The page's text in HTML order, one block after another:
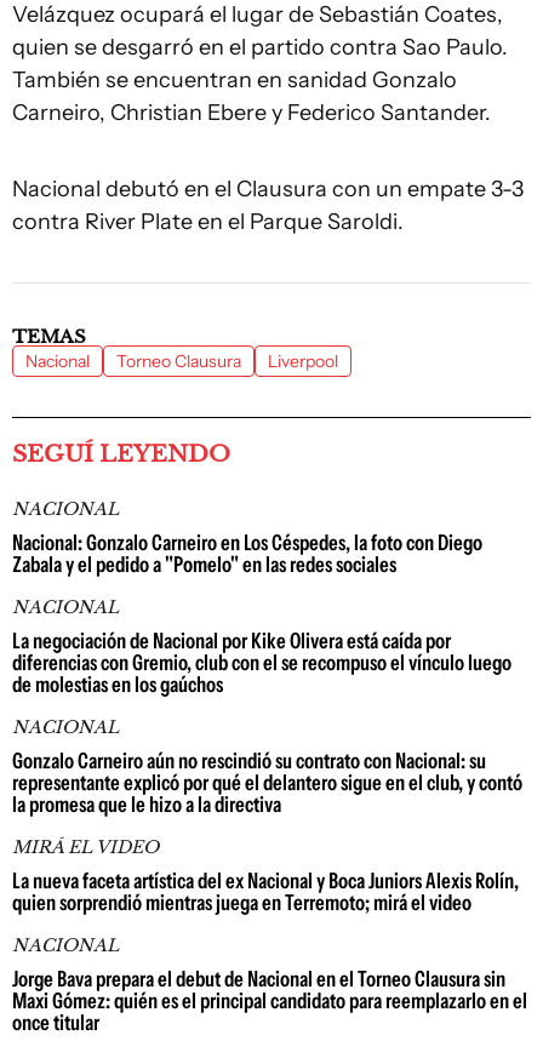
Velázquez ocupará el lugar de Sebastián Coates,
quien se desgarró en el partido contra Sao Paulo.
También se encuentran en sanidad Gonzalo
Carneiro, Christian Ebere y Federico Santander.
Nacional debutó en el Clausura con un empate 3-3
contra River Plate en el Parque Saroldi.
TEMAS
Nacional Torneo Clausura Liverpool
SEGUÍ LEYENDO
NACIONAL
Nacional: Gonzalo Carneiro en Los Céspedes, la foto con Diego
Zabala y el pedido a "Pomelo" en las redes sociales
NACIONAL
La negociación de Nacional por Kike Olivera está caída por
diferencias con Gremio, club con el se recompuso el vínculo luego
de molestias en los gaúchos
NACIONAL
Gonzalo Carneiro aún no rescindió su contrato con Nacional: su
representante explicó por qué el delantero sigue en el club, y contó
la promesa que le hizo a la directiva
MIRÁ EL VIDEO
La nueva faceta artística del ex Nacional y Boca Juniors Alexis Rolín,
quien sorprendió mientras juega en Terremoto; mirá el video
NACIONAL
Jorge Bava prepara el debut de Nacional en el Torneo Clausura sin
Maxi Gómez: quién es el principal candidato para reemplazarlo en el
once titular